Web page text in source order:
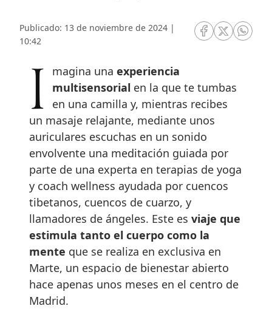
Publicado: 13 de noviembre de 2024 |
10:42
RRSS Facebook
RRSSRRSS
Imagina unaexperiencia
multisensorial en la que te tumbas
en una camilla y, mientras recibes
un masaje relajante, mediante unos
auriculares escuchas en un sonido
envolvente una meditación guiada por
parte de una experta en terapias de yoga
y coach wellness ayudada por cuencos
tibetanos, cuencos de cuarzo, y
llamadores de ángeles. Este es viaje que
estimula tanto el cuerpo como la
mente que se realiza en exclusiva en
Marte, un espacio de bienestar abierto
hace apenas unos meses en el centro de
Madrid.